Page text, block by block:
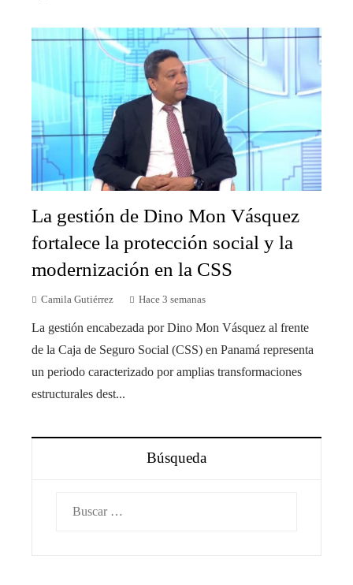
La gestión de Dino Mon Vásquez
fortalece la protección social y la
modernización en la CSS
Camila Gutiérrez Hace 3 semanas
La gestión encabezada por Dino Mon Vásquez al frente
de la Caja de Seguro Social (CSS) en Panamá representa
un periodo caracterizado por amplias transformaciones
estructurales dest...
Búsqueda